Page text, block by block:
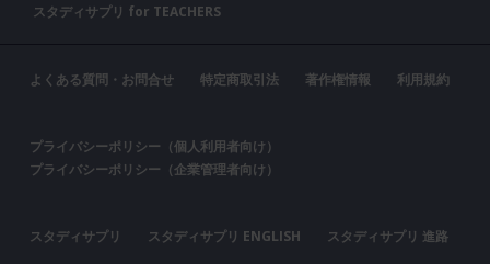
スタディサプリ for TEACHERS
よくある質問・お問合せ 特定商取引法 著作権情報 利用規約
プライバシーポリシー（個人利用者向け）
プライバシーポリシー（企業管理者向け）
スタディサプリ スタディサプリ ENGLISH スタディサプリ 進路